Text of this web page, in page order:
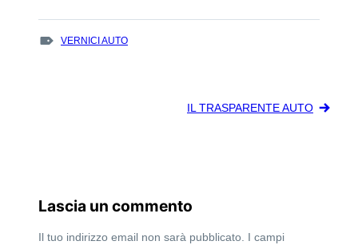
TAGS
VERNICI AUTO
IL TRASPARENTE AUTO
Lascia un commento
Il tuo indirizzo email non sarà pubblicato. I campi